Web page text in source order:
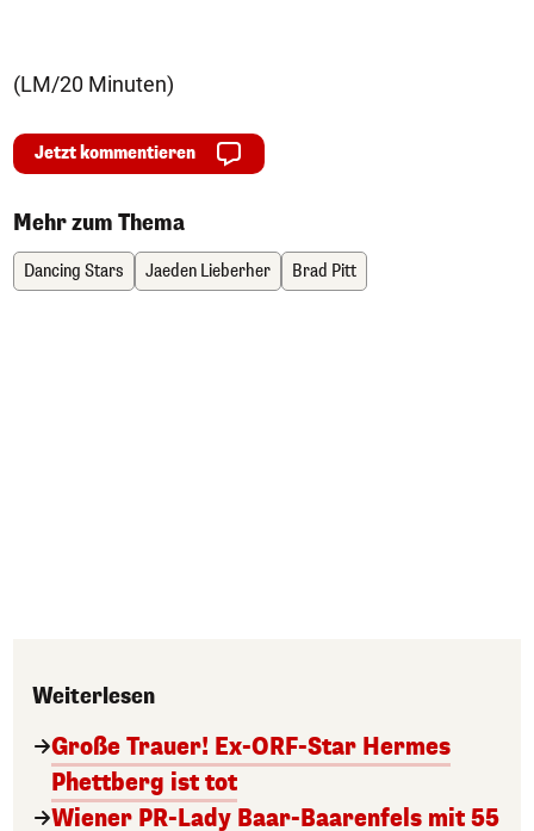
(LM/20 Minuten)
Jetzt kommentieren
Mehr zum Thema
Dancing Stars Jaeden Lieberher Brad Pitt
Weiterlesen
Große Trauer! Ex-ORF-Star Hermes
Phettberg ist tot
Wiener PR-Lady Baar-Baarenfels mit 55